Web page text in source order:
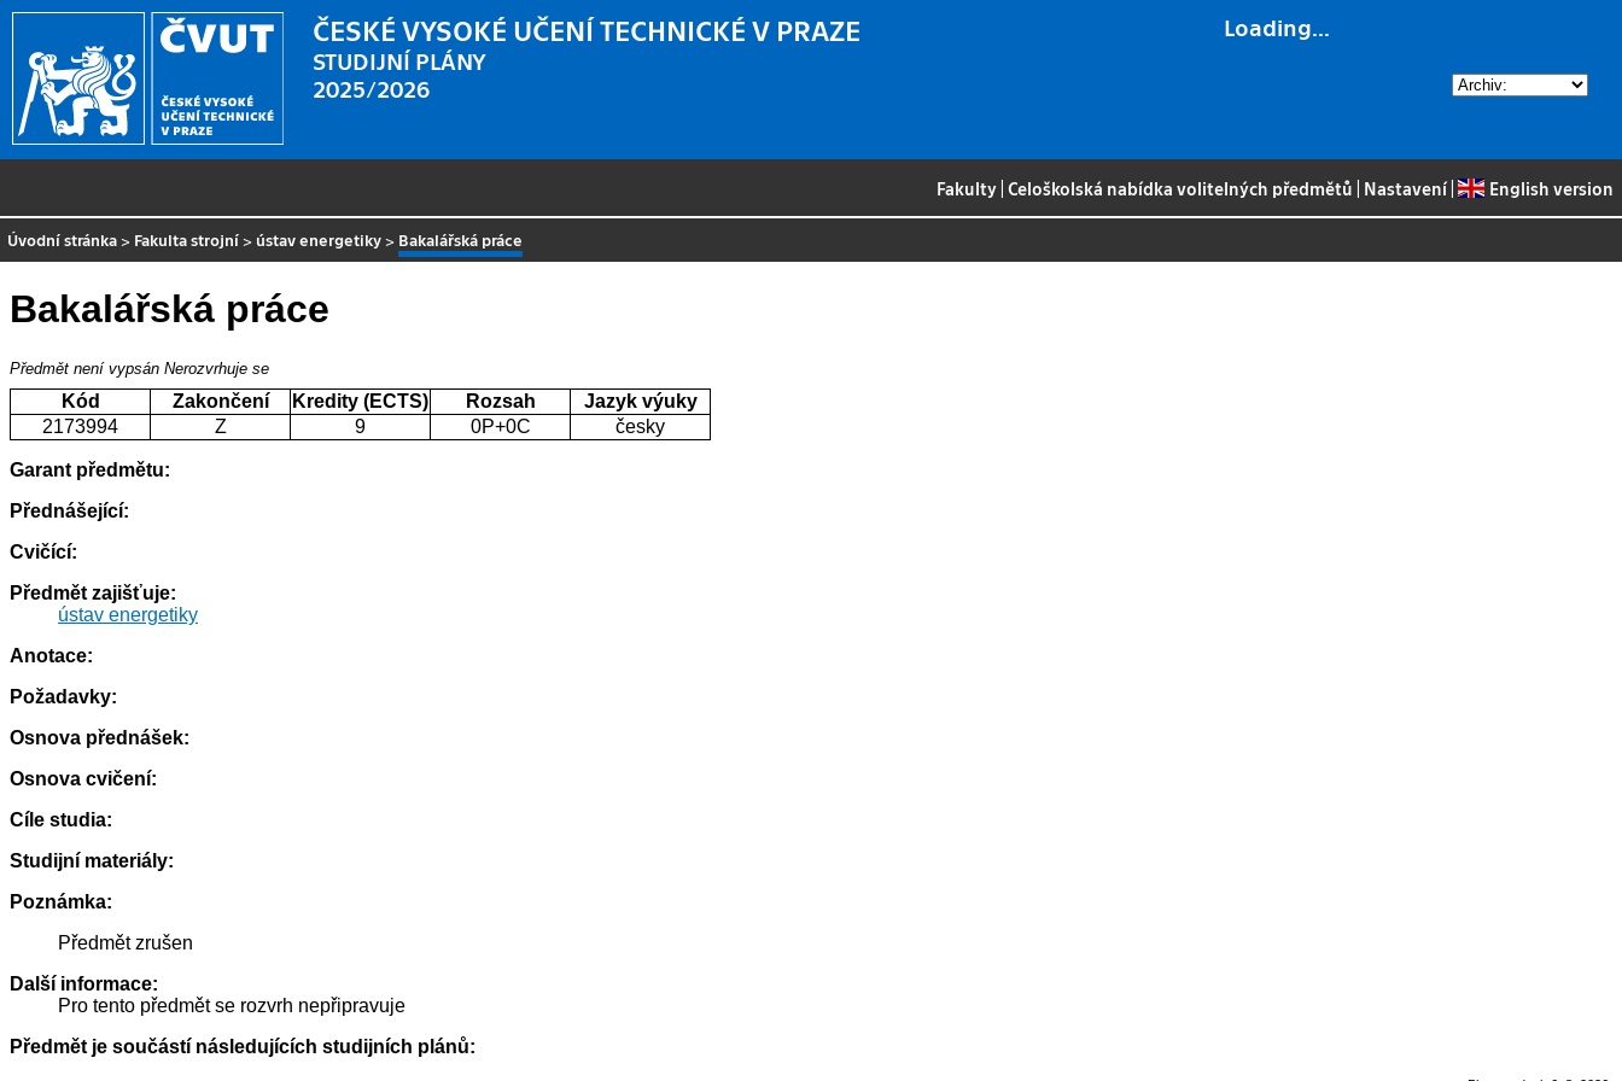
Loading...
ČESKÉ VYSOKÉ UČENÍ TECHNICKÉ V PRAZE
STUDIJNÍ PLÁNY
2025/2026
Fakulty |Celoškolská nabídka volitelných předmětů Nastavení| English version
Úvodní stránka > Fakulta strojní > ústav energetiky > Bakalářská práce
Bakalářská práce
Předmět není vypsán Nerozvrhuje se
Kód Zakončení Kredity (ECTS) Rozsah
Jazyk výuky
2173994
Z 9 0P+0C česky
Garant předmětu:
Přednášející:
Cvičící:
Předmět zajišťuje:
ústav energetiky
Anotace:
Požadavky:
Osnova přednášek:
Osnova cvičení:
Cíle studia:
Studijní materiály:
Poznámka:
Předmět zrušen
Další informace:
Pro tento předmět se rozvrh nepřipravuje
Předmět je součástí následujících studijních plánů: